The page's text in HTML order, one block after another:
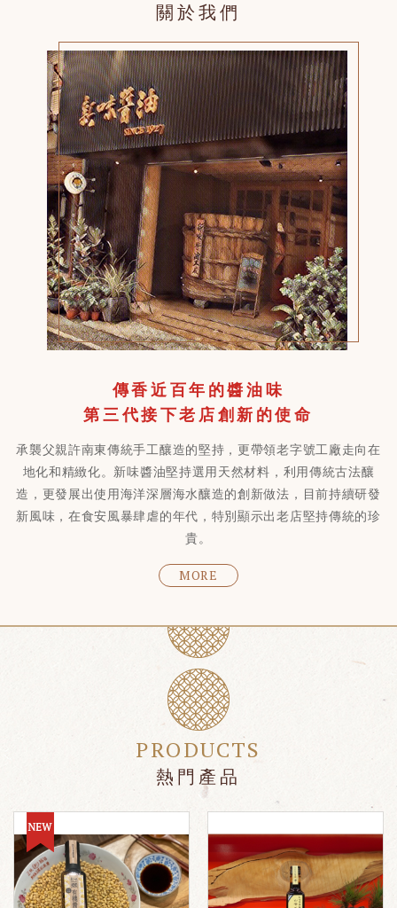
關於我們
傳香近百年的醬油味
第三代接下老店創新的使命
承襲父親許南東傳統手工釀造的堅持，更帶領老字號工廠走向在
地化和精緻化。新味醬油堅持選用天然材料，利用傳統古法釀
造，更發展出使用海洋深層海水釀造的創新做法，目前持續研發
新風味，在食安風暴肆虐的年代，特別顯示出老店堅持傳統的珍
貴。
MORE
PRODUCTS
熱門產品